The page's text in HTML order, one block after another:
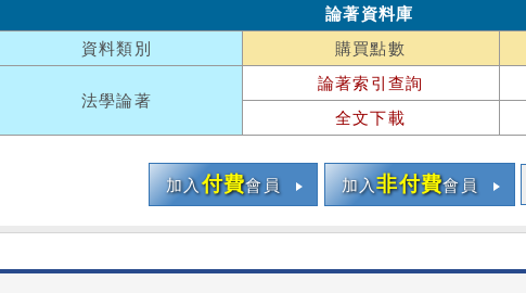
論著資料庫
資料類別
購買點數
法學論著
論著索引查詢
全文下載
加入付費會員 加入非付費會員